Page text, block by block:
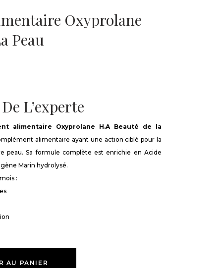
Oxyprolane
Peau
L’experte
alimentaire Oxyprolane H.A Beauté de la
alimentaire ayant une action ciblé pour la
peau. Sa formule complète est enrichie en Acide
Marin hydrolysé.
:
AU PANIER